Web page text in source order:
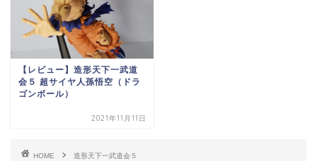
【レビュー】造形天下一武道
会５ 超サイヤ人孫悟空（ドラ
ゴンボール）
2021年11月11日
HOME 造形天下一武道会５